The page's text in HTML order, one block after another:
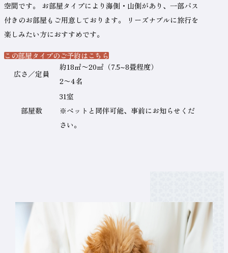
空間です。
お部屋タイプにより海側・山側があり、一部バス
付きのお部屋もご用意しております。
リーズナブルに旅行を
楽しみたい方におすすめです。
この部屋タイプのご予約はこちら（新しいタブで開きます）
広さ／定員
約18㎡〜20㎡（7.5~8畳程度）
2〜4名
部屋数
31室
※ペットと同伴可能、事前にお知らせくだ
さい。